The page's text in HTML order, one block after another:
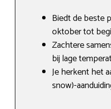
Biedt de beste
oktober tot
Zachtere
bij lage
Je herkent het
snow)-